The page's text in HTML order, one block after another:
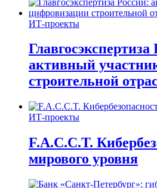
ИТ-проекты
Главгосэкспертиза
активный
строительной
ИТ-проекты
F.A.C.C.T.
мирового уровня